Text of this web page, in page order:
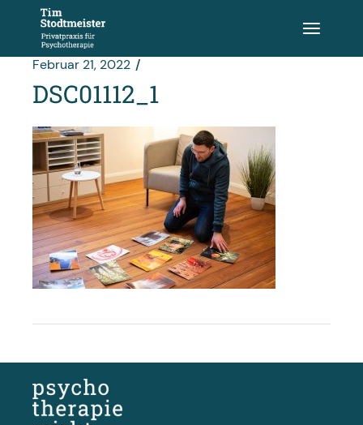
springen
Februar 21, 2022
DSC01112_1